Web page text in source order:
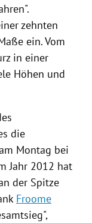
zehnten
ein. Vom
in einer
Höhen und
die
Montag bei
Jahr 2012 hat
der Spitze
Froome